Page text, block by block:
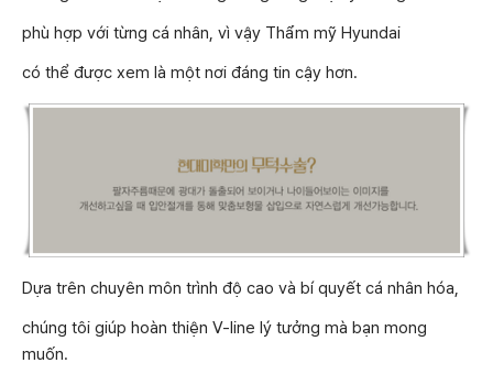
phù hợp với từng cá nhân, vì vậy Thẩm mỹ Hyundai
có thể được xem là một nơi đáng tin cậy hơn.
Dựa trên chuyên môn trình độ cao và bí quyết cá nhân hóa,
chúng tôi giúp hoàn thiện V-line lý tưởng mà bạn mong
muốn.